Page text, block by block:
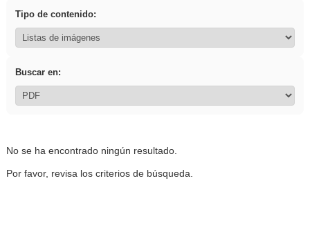
Tipo de contenido:
Buscar en:
No se ha encontrado ningún resultado.
Por favor, revisa los criterios de búsqueda.